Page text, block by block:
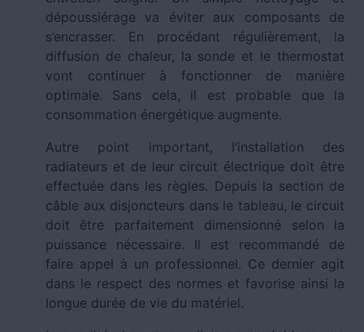
dépoussiérage va éviter aux composants de
s’encrasser. En procédant régulièrement, la
diffusion de chaleur, la sonde et le thermostat
vont continuer à fonctionner de manière
optimale. Sans cela, il est probable que la
consommation énergétique augmente.
Autre point important, l’installation des
radiateurs et de leur circuit électrique doit être
effectuée dans les règles. Depuis la section de
câble aux disjoncteurs dans le tableau, le circuit
doit être parfaitement dimensionné selon la
puissance nécessaire. Il est recommandé de
faire appel à un professionnel. Ce dernier agit
dans le respect des normes et favorise ainsi la
longue durée de vie du matériel.